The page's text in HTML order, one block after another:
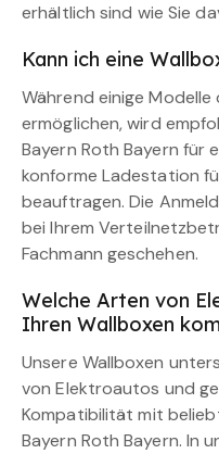
erhältlich sind wie Sie
Kann ich eine
Während einige
ermöglichen, wird
Bayern Roth Bayern für
konforme Ladestation
beauftragen. Die
bei Ihrem
Fachmann geschehen.
Welche Arten von
Ihren Wallboxen
Unsere Wallboxen
von Elektroautos und
Kompatibilität mit
Bayern Roth Bayern. In